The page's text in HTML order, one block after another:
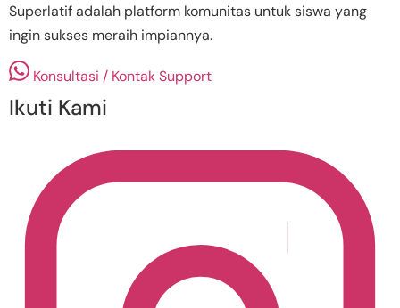
Superlatif adalah platform komunitas untuk siswa yang
ingin sukses meraih impiannya.
Konsultasi / Kontak Support
Ikuti Kami